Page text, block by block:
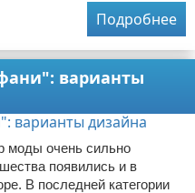
Подробнее
варианты
моды очень сильно
появились и в
В последней категории